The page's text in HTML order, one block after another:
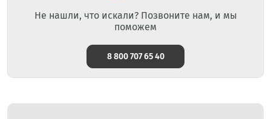
Не нашли, что искали? Позвоните нам, и мы
поможем
8 800 707 65 40